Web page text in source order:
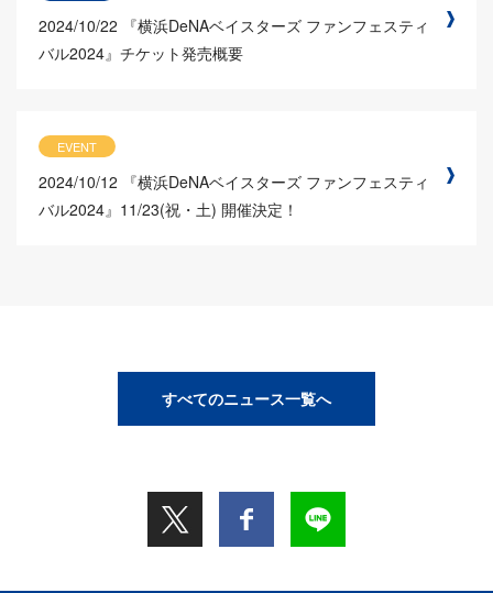
2024/10/22
『横浜DeNAベイスターズ ファンフェスティ
バル2024』チケット発売概要
EVENT
2024/10/12
『横浜DeNAベイスターズ ファンフェスティ
バル2024』11/23(祝・土) 開催決定！
すべてのニュース一覧へ